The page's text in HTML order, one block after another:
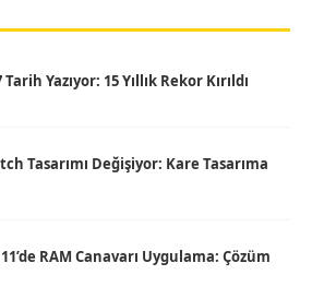
Yazıyor: 15 Yıllık Rekor Kırıldı
Tasarımı Değişiyor: Kare Tasarıma
RAM Canavarı Uygulama: Çözüm